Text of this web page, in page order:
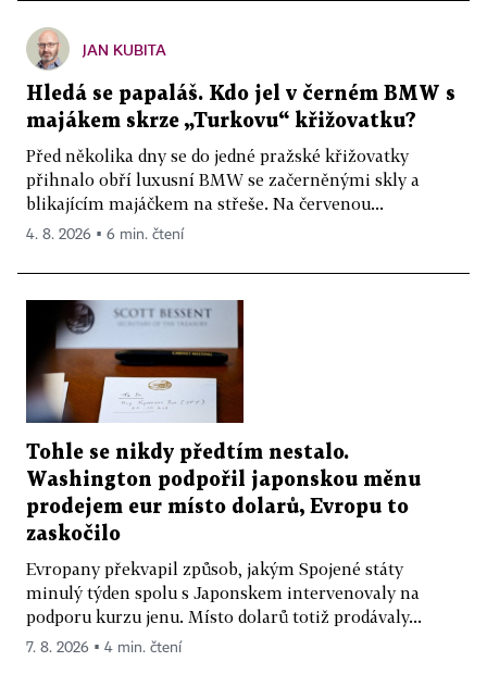
JAN KUBITA
Hledá se papaláš. Kdo jel v černém BMW s
majákem skrze „Turkovu“ křižovatku?
Před několika dny se do jedné pražské křižovatky
přihnalo obří luxusní BMW se začerněnými skly a
blikajícím majáčkem na střeše. Na červenou...
4. 8. 2026 ▪ 6 min. čtení
Tohle se nikdy předtím nestalo.
Washington podpořil japonskou měnu
prodejem eur místo dolarů, Evropu to
zaskočilo
Evropany překvapil způsob, jakým Spojené státy
minulý týden spolu s Japonskem intervenovaly na
podporu kurzu jenu. Místo dolarů totiž prodávaly...
7. 8. 2026 ▪ 4 min. čtení